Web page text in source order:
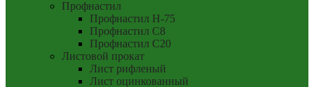
Профнастил
Профнастил Н-75
Профнастил С8
Профнастил С20
Листовой прокат
Лист рифленый
Лист оцинкованный